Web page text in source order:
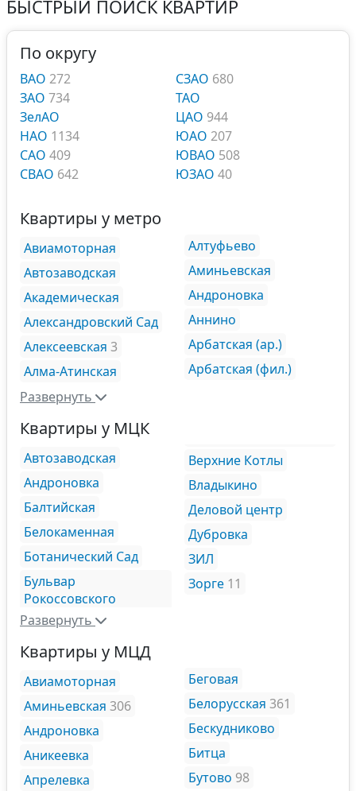
БЫСТРЫЙ ПОИСК КВАРТИР
По округу
ВАО 272
ЗАО 734
ЗелАО
НАО 1134
САО 409
СВАО 642
СЗАО 680
ТАО
ЦАО 944
ЮАО 207
ЮВАО 508
ЮЗАО 40
Квартиры у метро
Авиамоторная
Автозаводская
Академическая
Александровский Сад
Алексеевская 3
Алма-Атинская
Алтуфьево
Аминьевская
Андроновка
Аннино
Арбатская (ар.)
Арбатская (фил.)
Развернуть
Квартиры у МЦК
Автозаводская
Андроновка
Балтийская
Белокаменная
Ботанический Сад
Бульвар
Рокоссовского
Верхние Котлы
Владыкино
Деловой центр
Дубровка
ЗИЛ
Зорге 11
Развернуть
Квартиры у МЦД
Авиамоторная
Аминьевская 306
Андроновка
Аникеевка
Апрелевка
Беговая
Белорусская 361
Бескудниково
Битца
Бутово 98